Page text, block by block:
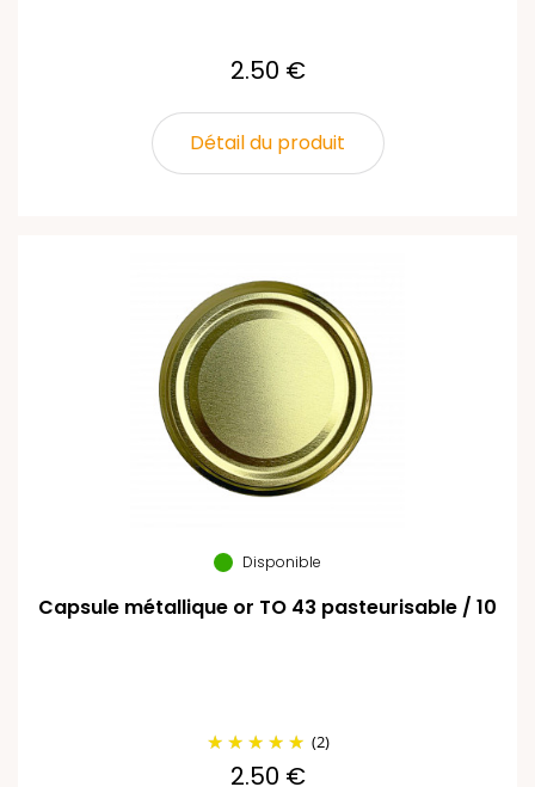
2.50 €
Détail du produit
Disponible
Capsule métallique or TO 43 pasteurisable / 10
(2)
2.50 €